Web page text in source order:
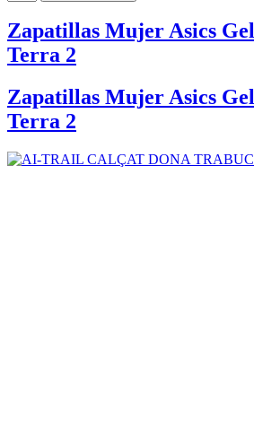
Zapatillas Mujer Asics
Terra 2
Zapatillas Mujer Asics
Terra 2